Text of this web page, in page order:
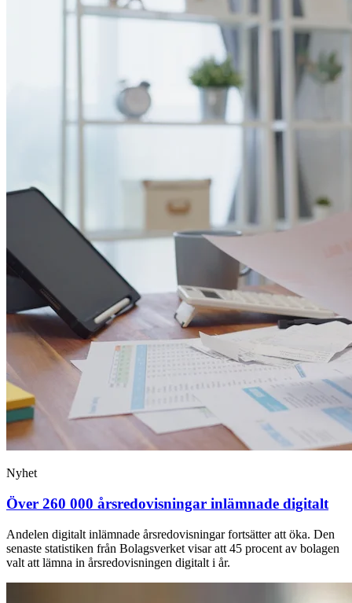
Nyhet
Över 260 000 årsredovisningar inlämnade digitalt
Andelen digitalt inlämnade årsredovisningar fortsätter att öka. Den
senaste statistiken från Bolagsverket visar att 45 procent av bolagen
valt att lämna in årsredovisningen digitalt i år.